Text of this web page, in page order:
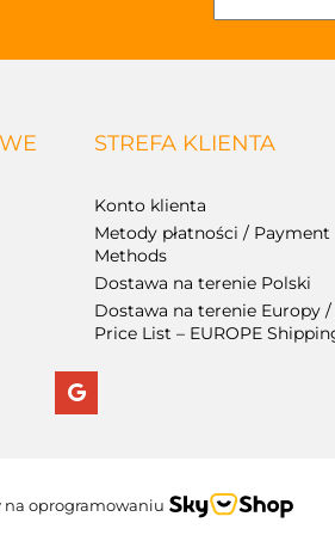
STREFA KLIENTA
Konto klienta
Metody płatności / Payment
Methods
Dostawa na terenie Polski
Dostawa na terenie Europy
Price List – EUROPE
oprogramowaniu